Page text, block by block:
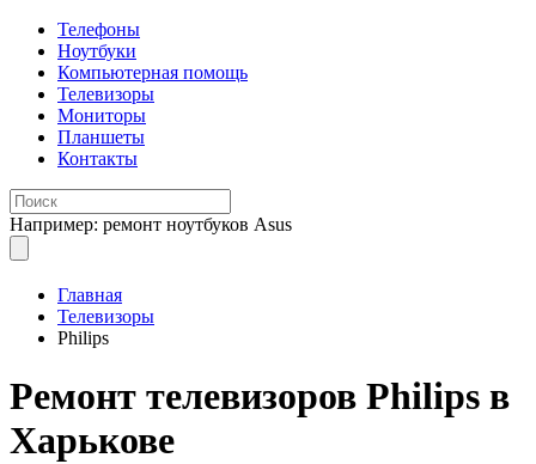
Телефоны
Ноутбуки
Компьютерная помощь
Телевизоры
Мониторы
Планшеты
Контакты
Например: ремонт ноутбуков Asus
Главная
Телевизоры
Philips
Ремонт телевизоров Philips в
Харькове